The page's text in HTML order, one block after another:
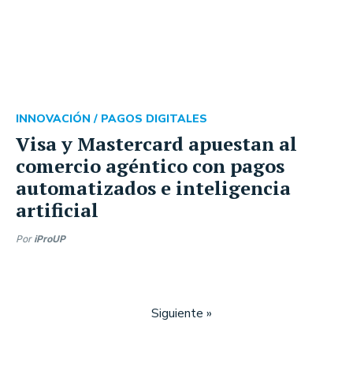
Visa y Mastercard apuestan al
comercio agéntico con pagos
automatizados e inteligencia
artificial
INNOVACIÓN / PAGOS DIGITALES
Por iProUP
Siguiente »